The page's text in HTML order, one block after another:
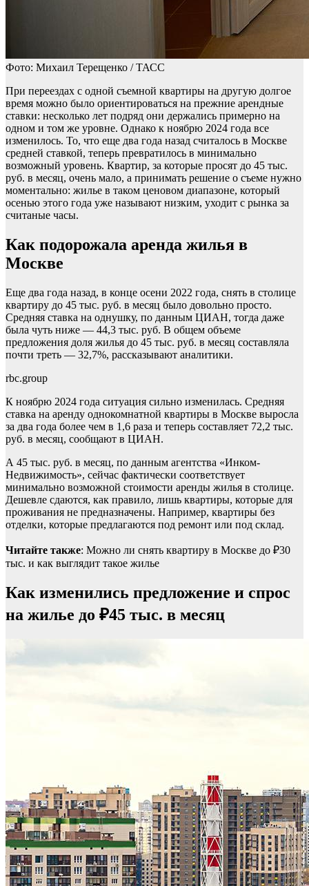
Фото: Михаил Терещенко / ТАСС
При переездах с одной съемной квартиры на другую долгое
время можно было ориентироваться на прежние арендные
ставки: несколько лет подряд они держались примерно на
одном и том же уровне. Однако к ноябрю 2024 года все
изменилось. То, что еще два года назад считалось в Москве
средней ставкой, теперь превратилось в минимально
возможный уровень. Квартир, за которые просят до 45 тыс.
руб. в месяц, очень мало, а принимать решение о съеме нужно
моментально: жилье в таком ценовом диапазоне, который
осенью этого года уже называют низким, уходит с рынка за
считаные часы.
Как подорожала аренда жилья в
Москве
Еще два года назад, в конце осени 2022 года, снять в столице
квартиру до 45 тыс. руб. в месяц было довольно просто.
Средняя ставка на однушку, по данным ЦИАН, тогда даже
была чуть ниже — 44,3 тыс. руб. В общем объеме
предложения доля жилья до 45 тыс. руб. в месяц составляла
почти треть — 32,7%, рассказывают аналитики.
rbc.group
К ноябрю 2024 года ситуация сильно изменилась. Средняя
ставка на аренду однокомнатной квартиры в Москве выросла
за два года более чем в 1,6 раза и теперь составляет 72,2 тыс.
руб. в месяц, сообщают в ЦИАН.
А 45 тыс. руб. в месяц, по данным агентства «Инком-
Недвижимость», сейчас фактически соответствует
минимально возможной стоимости аренды жилья в столице.
Дешевле сдаются, как правило, лишь квартиры, которые для
проживания не предназначены. Например, квартиры без
отделки, которые предлагаются под ремонт или под склад.
Читайте также: Можно ли снять квартиру в Москве до ₽30
тыс. и как выглядит такое жилье
Как изменились предложение и спрос
на жилье до ₽45 тыс. в месяц